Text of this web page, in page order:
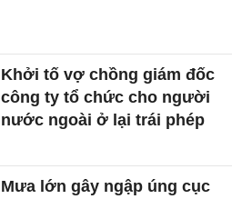
Khởi tố vợ chồng giám đốc
công ty tổ chức cho người
nước ngoài ở lại trái phép
Mưa lớn gây ngập úng cục